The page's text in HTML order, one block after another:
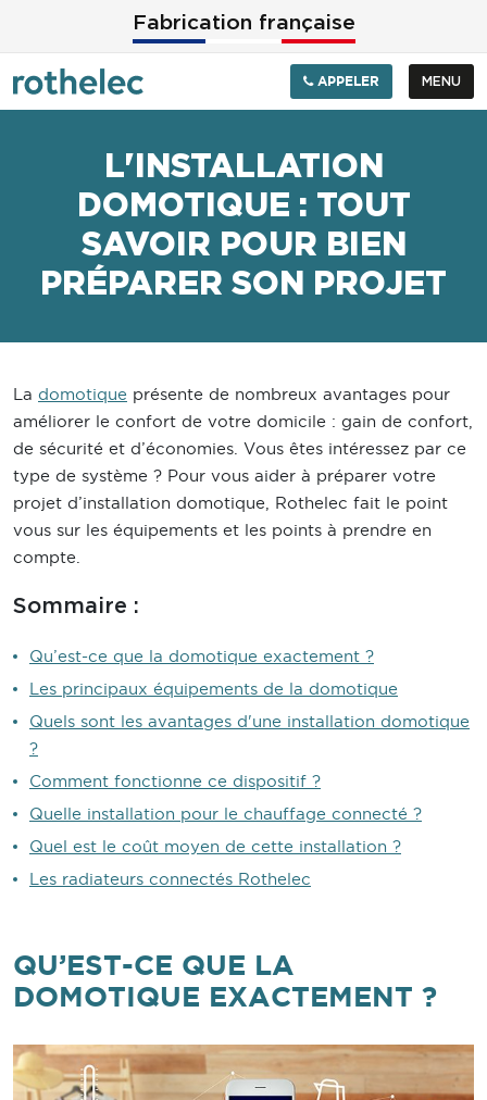
Aller au contenu principal
Fabrication française
APPELER MENU
L'INSTALLATION
DOMOTIQUE : TOUT
SAVOIR POUR BIEN
PRÉPARER SON PROJET
La domotique présente de nombreux avantages pour
améliorer le confort de votre domicile : gain de confort,
de sécurité et d’économies. Vous êtes intéressez par ce
type de système ? Pour vous aider à préparer votre
projet d’installation domotique, Rothelec fait le point
vous sur les équipements et les points à prendre en
compte.
Sommaire :
Qu’est-ce que la domotique exactement ?
Les principaux équipements de la domotique
Quels sont les avantages d'une installation domotique
?
Comment fonctionne ce dispositif ?
Quelle installation pour le chauffage connecté ?
Quel est le coût moyen de cette installation ?
Les radiateurs connectés Rothelec
QU’EST-CE QUE LA
DOMOTIQUE EXACTEMENT ?